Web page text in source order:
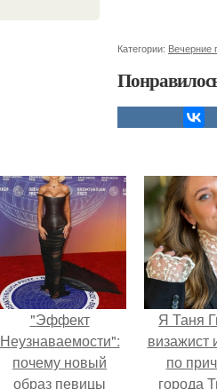
Категории: Вечерние
"Эффект
Неузнаваемости":
почему новый
образ певицы
Я Таня
визажист
по
города